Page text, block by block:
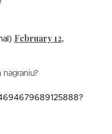
February 12,